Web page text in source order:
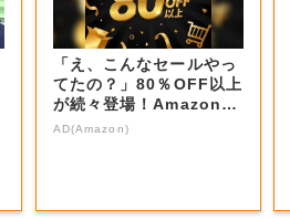
「え、こんなセールやっ
てたの？」80％OFF以上
が続々登場！Amazonの
本気が...
AD(Amazon)